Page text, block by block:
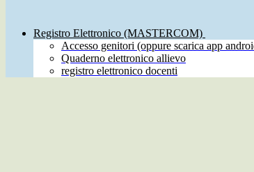
Registro Elettronico (MASTERCOM)
Accesso genitori (oppure scarica app
Quaderno elettronico allievo
registro elettronico docenti